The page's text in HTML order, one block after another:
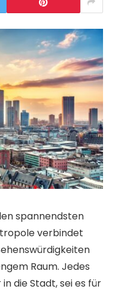
spannendsten
verbindet
Raum. Jedes
die Stadt, sei es für